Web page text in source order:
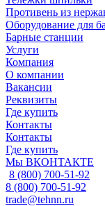
Противень из
Оборудование для
Барные станции
Услуги
Компания
О компании
Вакансии
Реквизиты
Где купить
Контакты
Контакты
Где купить
Мы ВКОНТАКТЕ
8 (800) 700-51-92
8 (800) 700-51-92
trade@tehnn.ru